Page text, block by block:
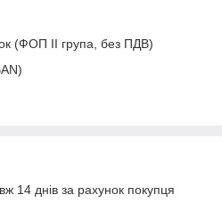
(ФОП ІІ група, без ПДВ)
14 днів за рахунок покупця